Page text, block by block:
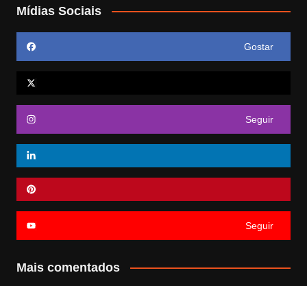
Mídias Sociais
Gostar
Seguir
Seguir
Mais comentados